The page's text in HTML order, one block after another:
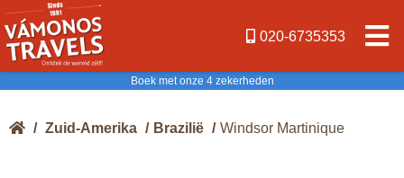
020-6735353
Boek met onze 4 zekerheden
/ Zuid-Amerika / Brazilië / Windsor Martinique